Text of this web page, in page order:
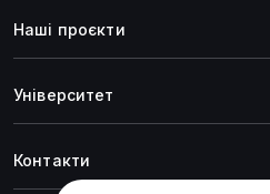
Наші проєкти
Університет
Контакти